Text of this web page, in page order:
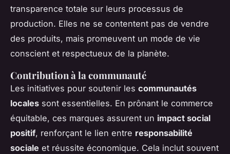
transparence totale sur leurs processus de
production. Elles ne se contentent pas de vendre
des produits, mais promeuvent un mode de vie
conscient et respectueux de la planète.
Contribution à la communauté
Les initiatives pour soutenir les communautés
locales sont essentielles. En prônant le commerce
équitable, ces marques assurent un impact social
positif, renforçant le lien entre responsabilité
sociale et réussite économique. Cela inclut souvent